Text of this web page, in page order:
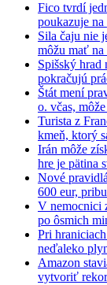
Fico tvrdí
poukazuje
Sila čaju nie
môžu mať
Spišský hrad
pokračujú
Štát mení
o. včas,
Turista z
kmeň, ktorý
Irán môže
hre je pätina
Nové
600 eur,
V nemocnici
po ôsmich
Pri
neďaleko
Amazon
vytvoriť